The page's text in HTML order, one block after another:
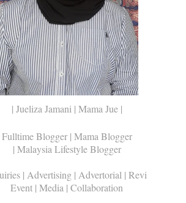
| Jueliza Jamani | Mama Jue |
Fulltime Blogger | Mama Blogger
| Malaysia Lifestyle Blogger
| Advertising | Advertorial | Review |
Event | Media | Collaboration